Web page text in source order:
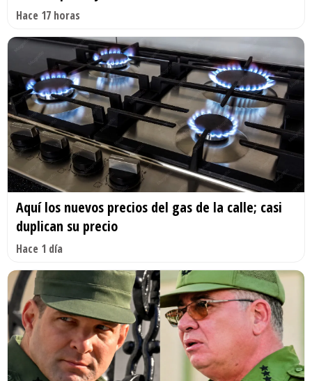
Hace 17 horas
Aquí los nuevos precios del gas de la calle; casi
duplican su precio
Hace 1 día